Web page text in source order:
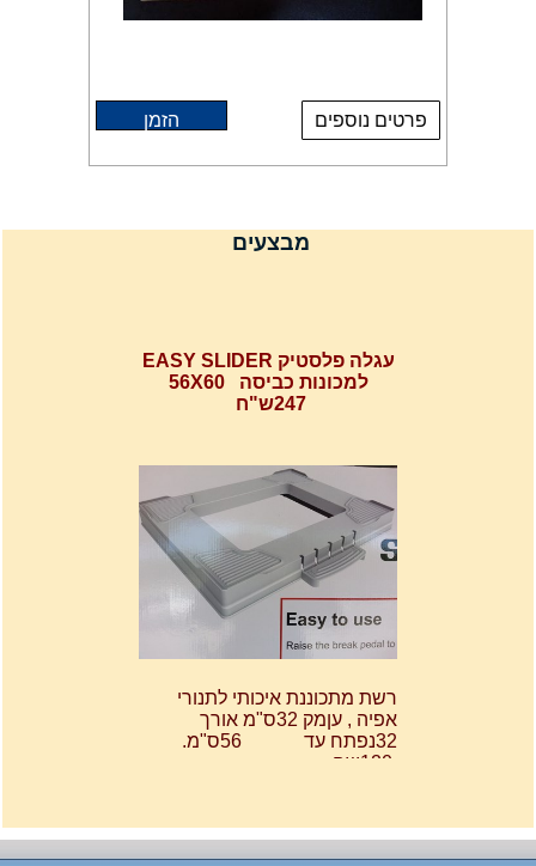
פרטים נוספים הזמן
מבצעים
רשת מתכוננת איכותי לתנורי
32נפתח עד 56ס"מ.